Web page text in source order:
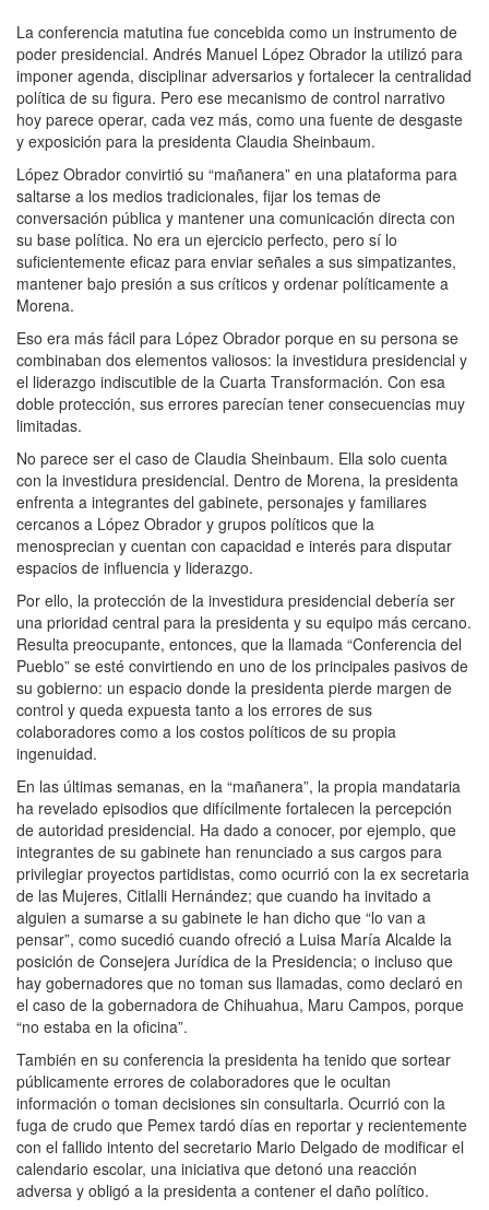
La conferencia matutina fue concebida como un instrumento de
poder presidencial. Andrés Manuel López Obrador la utilizó para
imponer agenda, disciplinar adversarios y fortalecer la centralidad
política de su figura. Pero ese mecanismo de control narrativo
hoy parece operar, cada vez más, como una fuente de desgaste
y exposición para la presidenta Claudia Sheinbaum.
López Obrador convirtió su “mañanera” en una plataforma para
saltarse a los medios tradicionales, fijar los temas de
conversación pública y mantener una comunicación directa con
su base política. No era un ejercicio perfecto, pero sí lo
suficientemente eficaz para enviar señales a sus simpatizantes,
mantener bajo presión a sus críticos y ordenar políticamente a
Morena.
Eso era más fácil para López Obrador porque en su persona se
combinaban dos elementos valiosos: la investidura presidencial y
el liderazgo indiscutible de la Cuarta Transformación. Con esa
doble protección, sus errores parecían tener consecuencias muy
limitadas.
No parece ser el caso de Claudia Sheinbaum. Ella solo cuenta
con la investidura presidencial. Dentro de Morena, la presidenta
enfrenta a integrantes del gabinete, personajes y familiares
cercanos a López Obrador y grupos políticos que la
menosprecian y cuentan con capacidad e interés para disputar
espacios de influencia y liderazgo.
Por ello, la protección de la investidura presidencial debería ser
una prioridad central para la presidenta y su equipo más cercano.
Resulta preocupante, entonces, que la llamada “Conferencia del
Pueblo” se esté convirtiendo en uno de los principales pasivos de
su gobierno: un espacio donde la presidenta pierde margen de
control y queda expuesta tanto a los errores de sus
colaboradores como a los costos políticos de su propia
ingenuidad.
En las últimas semanas, en la “mañanera”, la propia mandataria
ha revelado episodios que difícilmente fortalecen la percepción
de autoridad presidencial. Ha dado a conocer, por ejemplo, que
integrantes de su gabinete han renunciado a sus cargos para
privilegiar proyectos partidistas, como ocurrió con la ex secretaria
de las Mujeres, Citlalli Hernández; que cuando ha invitado a
alguien a sumarse a su gabinete le han dicho que “lo van a
pensar”, como sucedió cuando ofreció a Luisa María Alcalde la
posición de Consejera Jurídica de la Presidencia; o incluso que
hay gobernadores que no toman sus llamadas, como declaró en
el caso de la gobernadora de Chihuahua, Maru Campos, porque
“no estaba en la oficina”.
También en su conferencia la presidenta ha tenido que sortear
públicamente errores de colaboradores que le ocultan
información o toman decisiones sin consultarla. Ocurrió con la
fuga de crudo que Pemex tardó días en reportar y recientemente
con el fallido intento del secretario Mario Delgado de modificar el
calendario escolar, una iniciativa que detonó una reacción
adversa y obligó a la presidenta a contener el daño político.